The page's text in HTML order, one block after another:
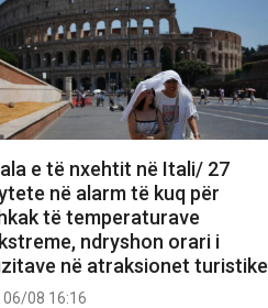
e të nxehtit në Itali/ 27
në alarm të kuq për
të temperaturave
ndryshon orari i
në atraksionet turistike
06/08 16:16